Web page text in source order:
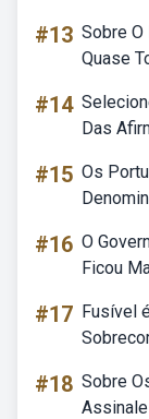
#13 Sobre
Quase
#14
Das
#15 Os
#16 O
Ficou
#17 Fusível
#18 Sobre